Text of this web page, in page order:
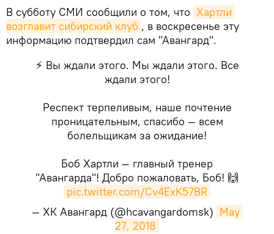
В субботу СМИ сообщили о том, что Хартли
возглавит сибирский клуб , в воскресенье эту
информацию подтвердил сам "Авангард".
⚡ Вы ждали этого. Мы ждали этого. Все
ждали этого!
Респект терпеливым, наше почтение
проницательным, спасибо — всем
болельщикам за ожидание!
Боб Хартли — главный тренер
"Авангарда"! Добро пожаловать, Боб! 🙌
pic.twitter.com/Cv4ExK57BR
— ХК Авангард (@hcavangardomsk) May
27, 2018